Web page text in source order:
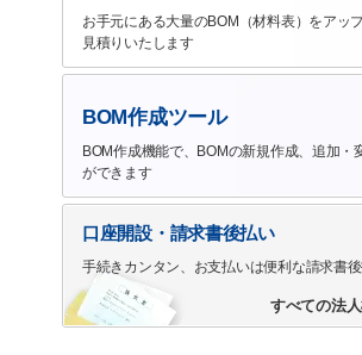
お手元にある大量のBOM（材料表）をアッ
見積りいたします
BOM作成ツール
BOM作成機能で、BOMの新規作成、追加・
ができます
口座開設・請求書後払い
手続きカンタン、お支払いは便利な請求書
すべての法